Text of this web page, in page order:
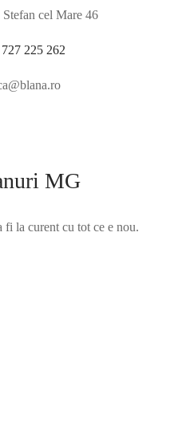
Stefan cel Mare 46
225 262
MG
fi la curent cu tot ce e nou.